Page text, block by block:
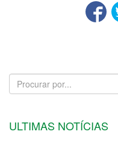
ULTIMAS NOTÍCIAS